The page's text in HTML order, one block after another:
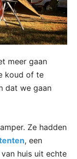
meer gaan
koud of te
dat we gaan
Ze hadden
, een
huis uit echte